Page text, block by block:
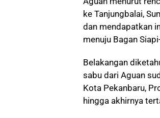
ke Tanjungbalai,
dan mendapatkan
menuju Bagan
Belakangan
sabu dari Aguan
Kota Pekanbaru,
hingga akhirnya